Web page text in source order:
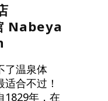
Nabeya
了温泉体
合不过！
1829年，在